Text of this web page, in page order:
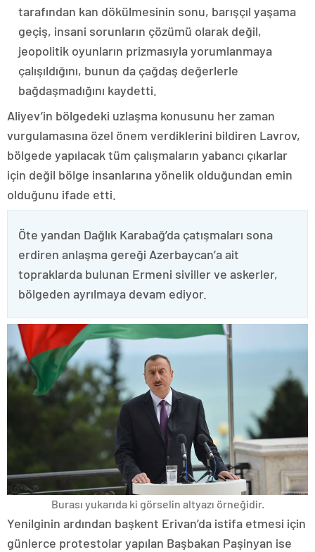
tarafından kan dökülmesinin sonu, barışçıl yaşama
geçiş, insani sorunların çözümü olarak değil,
jeopolitik oyunların prizmasıyla yorumlanmaya
çalışıldığını, bunun da çağdaş değerlerle
bağdaşmadığını kaydetti.
Aliyev’in bölgedeki uzlaşma konusunu her zaman
vurgulamasına özel önem verdiklerini bildiren Lavrov,
bölgede yapılacak tüm çalışmaların yabancı çıkarlar
için değil bölge insanlarına yönelik olduğundan emin
olduğunu ifade etti.
Öte yandan Dağlık Karabağ’da çatışmaları sona
erdiren anlaşma gereği Azerbaycan’a ait
topraklarda bulunan Ermeni siviller ve askerler,
bölgeden ayrılmaya devam ediyor.
Burası yukarıda ki görselin altyazı örneğidir.
Yenilginin ardından başkent Erivan’da istifa etmesi için
günlerce protestolar yapılan Başbakan Paşinyan ise